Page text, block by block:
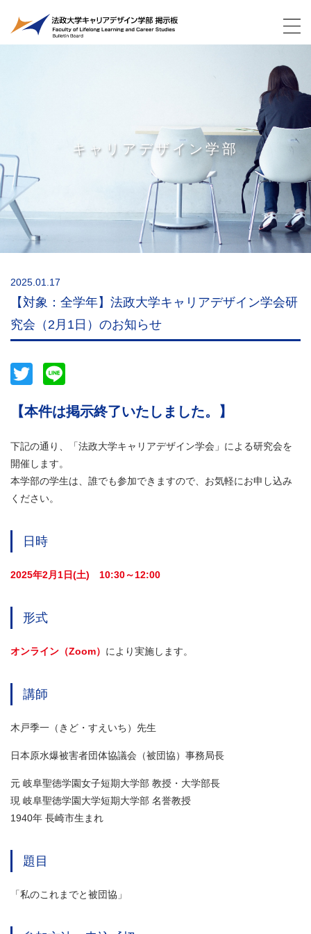
キャリアデザイン学部
2025.01.17
【対象：全学年】法政大学キャリアデザイン学会研
究会（2月1日）のお知らせ
Twitter
【本件は掲示終了いたしました。】
下記の通り、「法政大学キャリアデザイン学会」による研究会を
開催します。
本学部の学生は、誰でも参加できますので、お気軽にお申し込み
ください。
日時
2025年2月1日(土) 10:30～12:00
形式
オンライン（Zoom） により実施します。
講師
木戸季一（きど・すえいち）先生
日本原水爆被害者団体協議会（被団協）事務局長
元 岐阜聖徳学園女子短期大学部 教授・大学部長
現 岐阜聖徳学園大学短期大学部 名誉教授
1940年 長崎市生まれ
題目
「私のこれまでと被団協」